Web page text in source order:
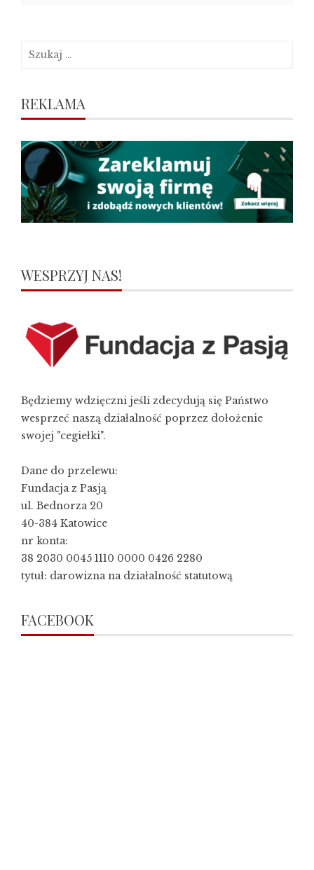
Szukaj:
REKLAMA
WESPRZYJ NAS!
Będziemy wdzięczni jeśli zdecydują się Państwo
wesprzeć naszą działalność poprzez dołożenie
swojej "cegiełki".
Dane do przelewu:
Fundacja z Pasją
ul. Bednorza 20
40-384 Katowice
nr konta:
38 2030 0045 1110 0000 0426 2280
tytuł: darowizna na działalność statutową
FACEBOOK